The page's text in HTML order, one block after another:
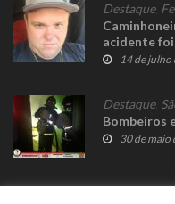
Destaque,
acidente
14 de julho
Destaque,
Bombeiros
30 de maio